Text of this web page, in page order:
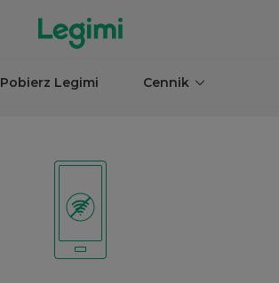
Pobierz Legimi Cennik